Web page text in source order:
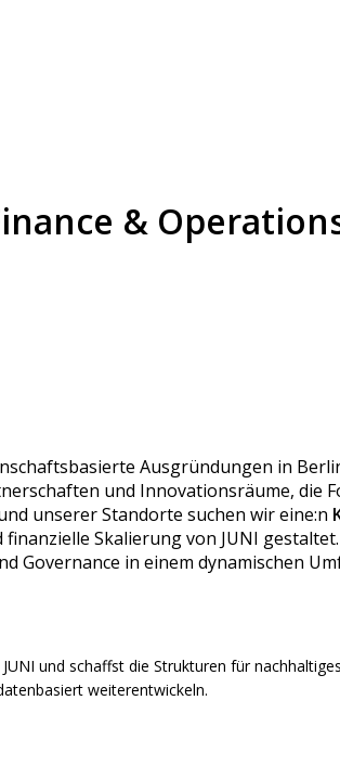
&
Ausgründungen in
und Innovationsräume, die
unserer Standorte suchen wir eine:n
Skalierung von JUNI gestaltet.
in einem dynamischen
und schaffst die Strukturen für
weiterentwickeln.